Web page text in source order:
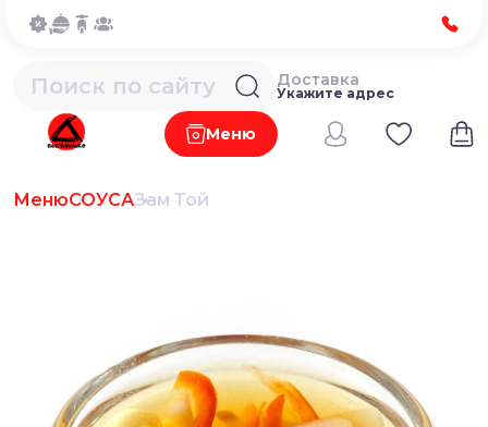
Меню
Доставка
Укажите адрес
МенюСОУСАЗам Той